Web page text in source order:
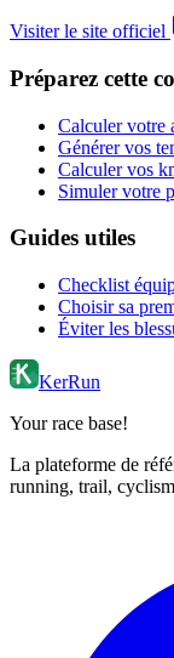
Visiter le site officiel
Préparez cette
Calculer votre
Générer vos
Calculer vos
Simuler votre
Guides utiles
Checklist
Choisir sa
Éviter les
KerRun
Your race base!
La plateforme de
running, trail,